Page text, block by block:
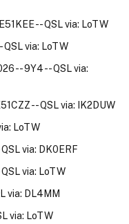
-- QSL via: LoTW
via: LoTW
-- 9Y4 -- QSL via:
-- QSL via: IK2DUW
LoTW
via: DK0ERF
via: LoTW
via: DL4MM
via: LoTW